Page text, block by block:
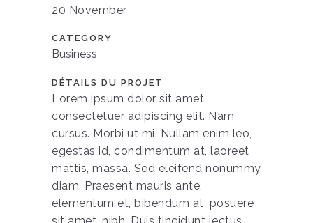
20 November
CATEGORY
Business
DÉTAILS DU PROJET
Lorem ipsum dolor sit amet,
consectetuer adipiscing elit. Nam
cursus. Morbi ut mi. Nullam enim leo,
egestas id, condimentum at, laoreet
mattis, massa. Sed eleifend nonummy
diam. Praesent mauris ante,
elementum et, bibendum at, posuere